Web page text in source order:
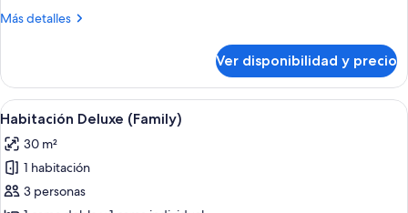
2
Más detalles
Más
Deluxe
con
2
individuales
Ver disponibilidad y precio
Ver
todas
las
fotos
de
Habitación de hotel con dos camas,
4
Habitación Deluxe (Family)
30 m²
1 habitación
3 personas